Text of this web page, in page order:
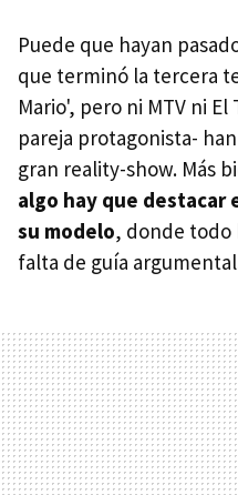
Puede que hayan
que terminó la tercera
Mario', pero ni MTV ni
pareja protagonista-
gran reality-show. Más
algo hay que destacar
su modelo, donde todo
falta de guía